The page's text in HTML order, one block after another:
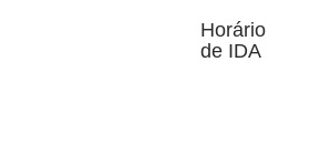
Horário
de IDA